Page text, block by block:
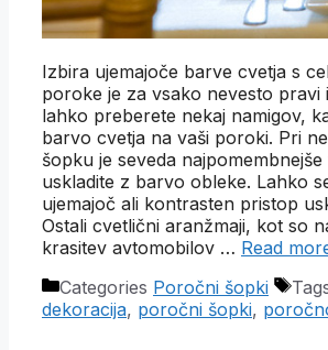
Izbira ujemajoče barve cvetja s
poroke je za vsako nevesto pravi
lahko preberete nekaj namigov,
barvo cvetja na vaši poroki. Pri
šopku je seveda
uskladite z barvo obleke. Lahko
ujemajoč ali kontrasten pristop
Ostali cvetlični aranžmaji, kot so
krasitev avtomobilov … Read
Categories Poročni šopki
dekoracija, poročni šopki,